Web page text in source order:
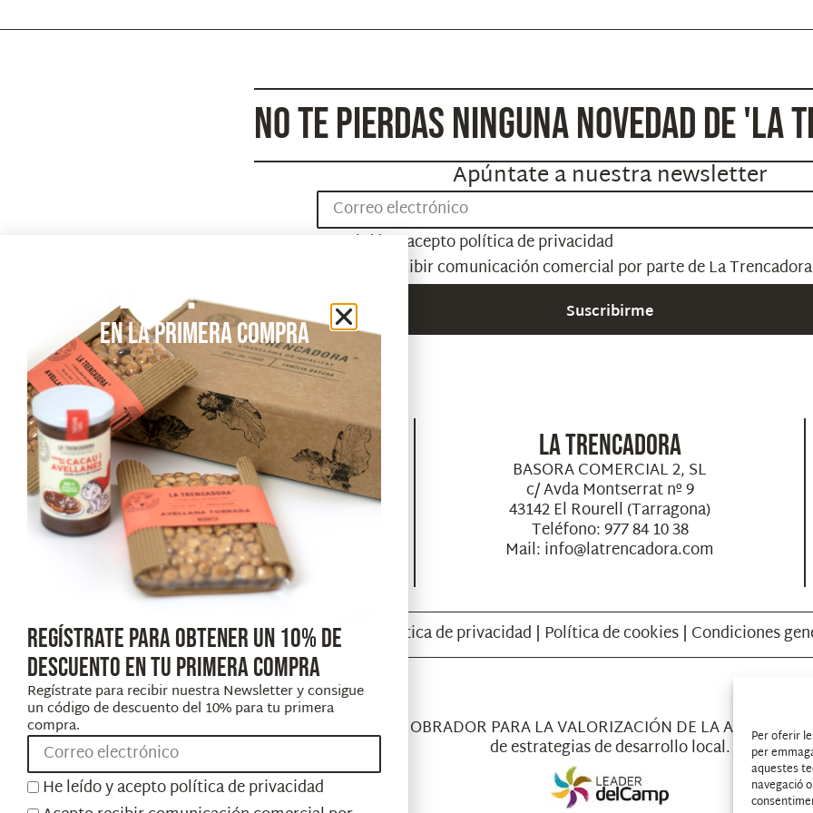
Per oferir
per
aquestes
navegació
NO TE PIERDAS NINGUNA NOVEDAD DE 'LA
Apúntate a nuestra newsletter
He leído y aceptopolítica de privacidad
Acepto recibir comunicación comercial por parte de La Trencadora
Suscribirme
LA TRENCADORA
BASORA COMERCIAL 2, SL
c/ Avda Montserrat nº 9
43142 El Rourell (Tarragona)
Teléfono: 977 84 10 38
Mail: info@latrencadora.com
Aviso legal Política de privacidad | Política de cookies| Condiciones
Ayuda para “AGROTIENDA Y OBRADOR PARA LA VALORIZACIÓN DE LA
de estrategias de desarrollo local.
10% dto.
EN LA PRIMERA COMPRA
REGÍSTRATE PARA OBTENER UN 10% DE
DESCUENTO EN TU PRIMERA COMPRA
Regístrate para recibir nuestra Newsletter y consigue
un código de descuento del 10% para tu primera
compra.
He leído y aceptopolítica de privacidad